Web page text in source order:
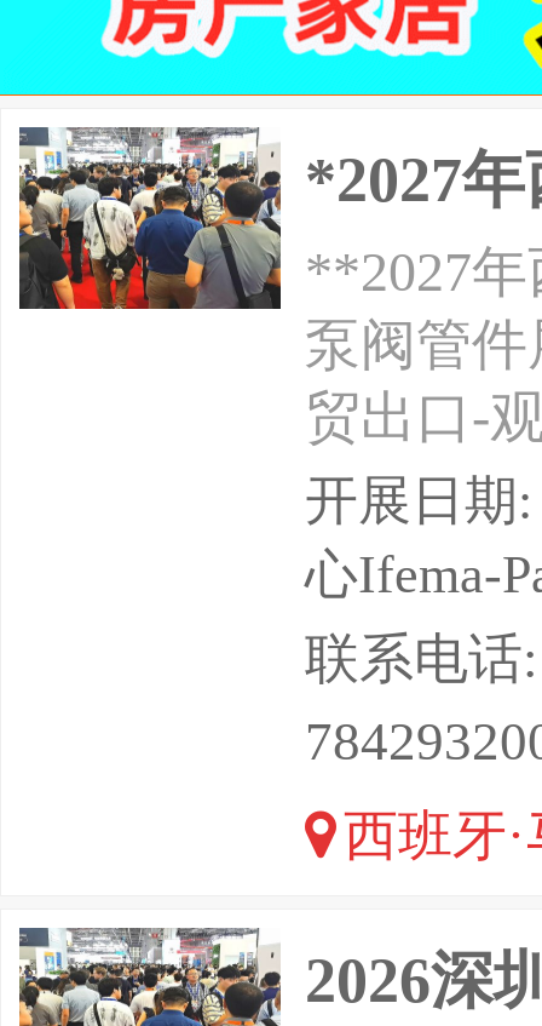
*2027
**2027
泵阀管
贸出口-
2027-11-
两年一
（
位：北
本，寻
开展日期
心Ifema-
联系电话
西班牙·
2026深